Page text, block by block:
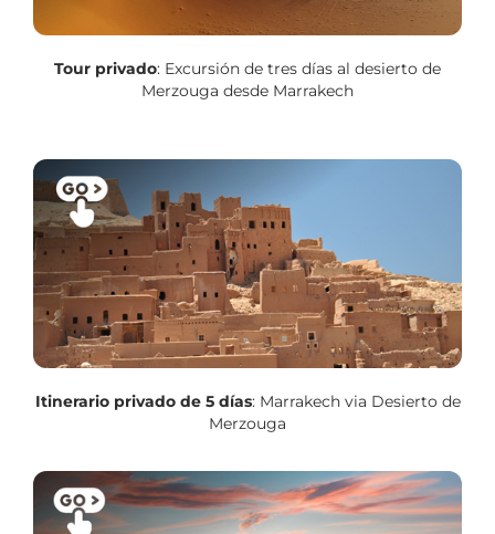
Tour privado: Excursión de tres días al desierto de
Merzouga desde Marrakech
Itinerario privado de 5 días: Marrakech via Desierto de
Merzouga